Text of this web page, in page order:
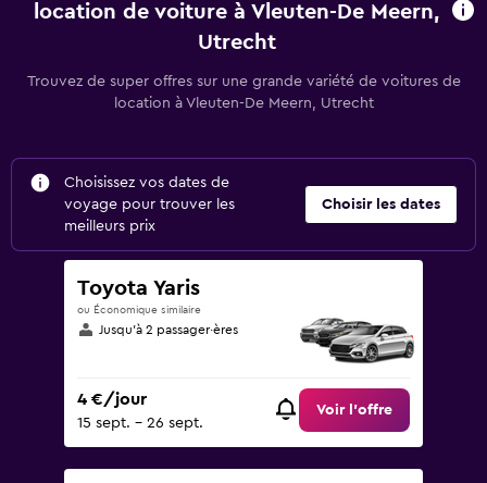
location de voiture à Vleuten-De Meern,
Utrecht
Trouvez de super offres sur une grande variété de voitures de
location à Vleuten-De Meern, Utrecht
Choisissez vos dates de
voyage pour trouver les
meilleurs prix
Choisir les dates
Toyota Yaris
ou Économique similaire
Jusqu’à 2 passager·ères
4 €/jour
15 sept. - 26 sept.
Voir l’offre